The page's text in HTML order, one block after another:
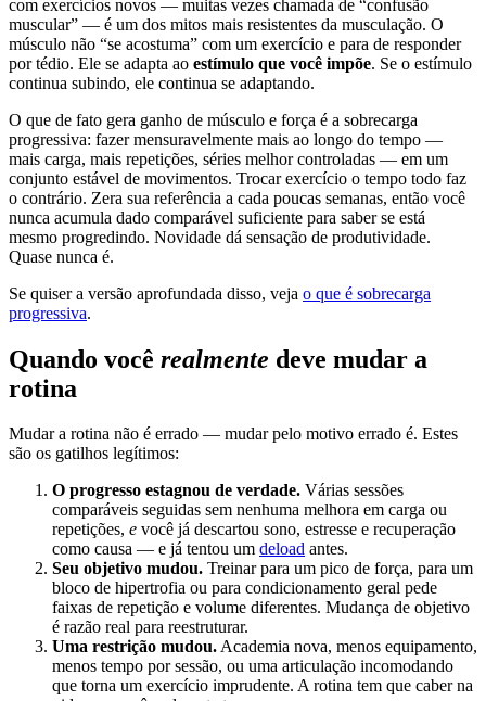
com exercícios novos — muitas vezes chamada de “confusão
muscular” — é um dos mitos mais resistentes da musculação. O
músculo não “se acostuma” com um exercício e para de responder
por tédio. Ele se adapta ao estímulo que você impõe. Se o estímulo
continua subindo, ele continua se adaptando.
O que de fato gera ganho de músculo e força é a sobrecarga
progressiva: fazer mensuravelmente mais ao longo do tempo —
mais carga, mais repetições, séries melhor controladas — em um
conjunto estável de movimentos. Trocar exercício o tempo todo faz
o contrário. Zera sua referência a cada poucas semanas, então você
nunca acumula dado comparável suficiente para saber se está
mesmo progredindo. Novidade dá sensação de produtividade.
Quase nunca é.
Se quiser a versão aprofundada disso, veja o que é sobrecarga
progressiva.
Quando você realmente deve mudar a
rotina
Mudar a rotina não é errado — mudar pelo motivo errado é. Estes
são os gatilhos legítimos:
O progresso estagnou de verdade. Várias sessões
comparáveis seguidas sem nenhuma melhora em carga ou
repetições, e você já descartou sono, estresse e recuperação
como causa — e já tentou um deload antes.
Seu objetivo mudou. Treinar para um pico de força, para um
bloco de hipertrofia ou para condicionamento geral pede
faixas de repetição e volume diferentes. Mudança de objetivo
é razão real para reestruturar.
Uma restrição mudou.Academia nova, menos equipamento,
menos tempo por sessão, ou uma articulação incomodando
que torna um exercício imprudente. A rotina tem que caber na